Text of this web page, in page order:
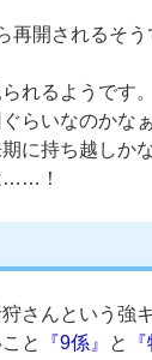
開されるそう
れるようです
らいなのかなぁ
に持ち越しか
……！
さんという強
と
『9係』 と